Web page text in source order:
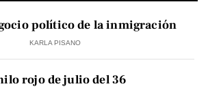
político de la inmigración
KARLA PISANO
rojo de julio del 36